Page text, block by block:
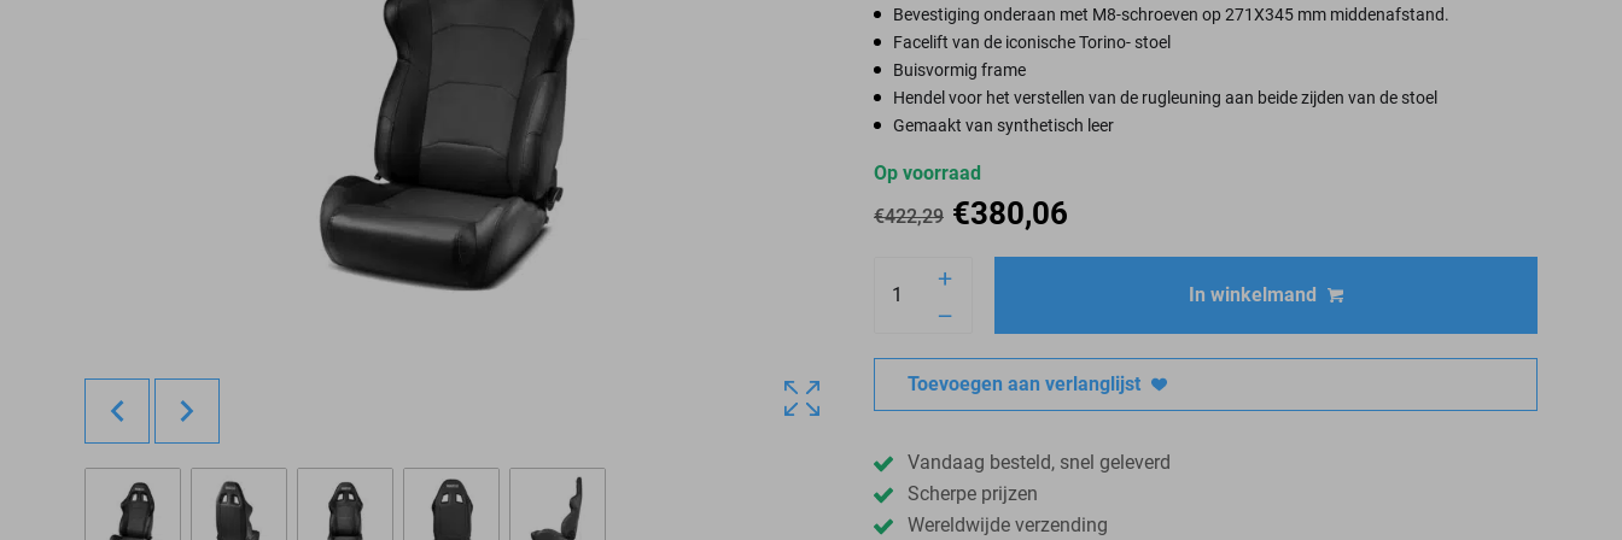
Bevestiging onderaan met M8-schroeven op 271X345 mm middenafstand.
Facelift van de iconische Torino- stoel
Buisvormig frame
Hendel voor het verstellen van de rugleuning aan beide zijden van de stoel
Gemaakt van synthetisch leer
Op voorraad
€422,29 €380,06
In winkelmand
Toevoegen aan verlanglijst
Vandaag besteld, snel geleverd
Scherpe prijzen
Wereldwijde verzending